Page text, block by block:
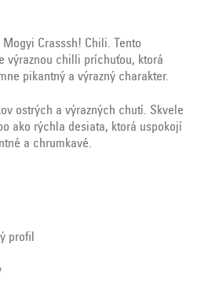
Crasssh! Chili. Tento
výraznou chilli príchuťou, ktorá
pikantný a výrazný charakter.
ostrých a výrazných chutí. Skvele
ako rýchla desiata, ktorá uspokojí
a chrumkavé.
profil